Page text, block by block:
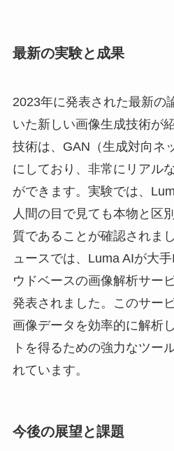
最新の実験と成果
2023年に発表された最新の
いた新しい画像生成技術が
技術は、GAN（生成対向ネ
にしており、非常にリアル
ができます。実験では、
人間の目で見ても本物と区
質であることが確認されま
ュースでは、Luma AIが大
ウドベースの画像解析サー
発表されました。このサー
画像データを効率的に解析
トを得るための強力なツー
れています。
今後の展望と課題